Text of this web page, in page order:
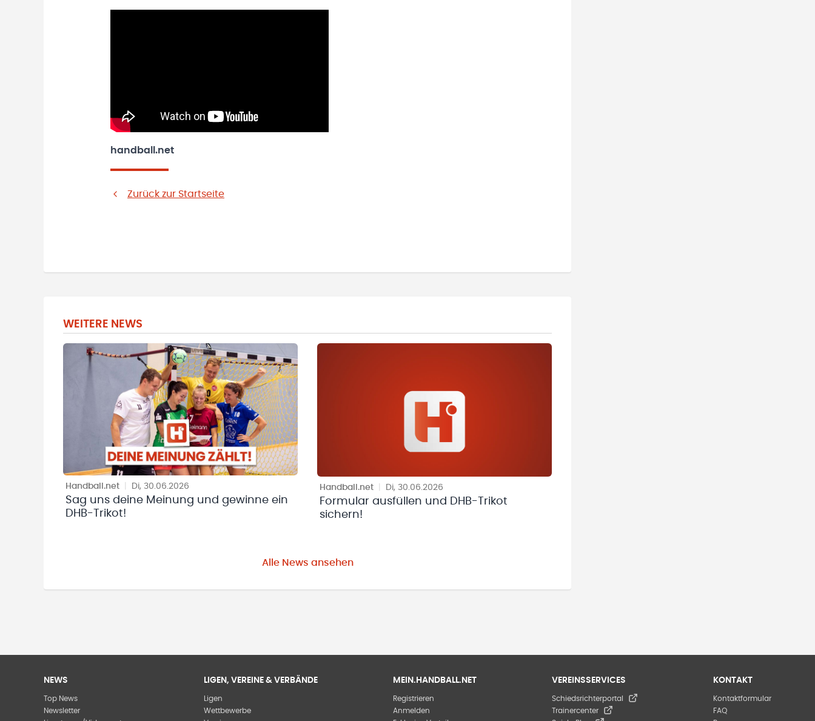
handball.net
Zurück zur Startseite
WEITERE NEWS
Handball.net Di, 30.06.2026
Sag uns deine Meinung und gewinne ein
DHB-Trikot!
Handball.net Di, 30.06.2026
Formular ausfüllen und DHB-Trikot
sichern!
Alle News ansehen
NEWS
Top News
Newsletter
LIGEN, VEREINE & VERBÄNDE
Ligen
Wettbewerbe
MEIN.HANDBALL.NET
Registrieren
Anmelden
VEREINSSERVICES
Schiedsrichterportal
Trainercenter
KONTAKT
Kontaktformular
FAQ